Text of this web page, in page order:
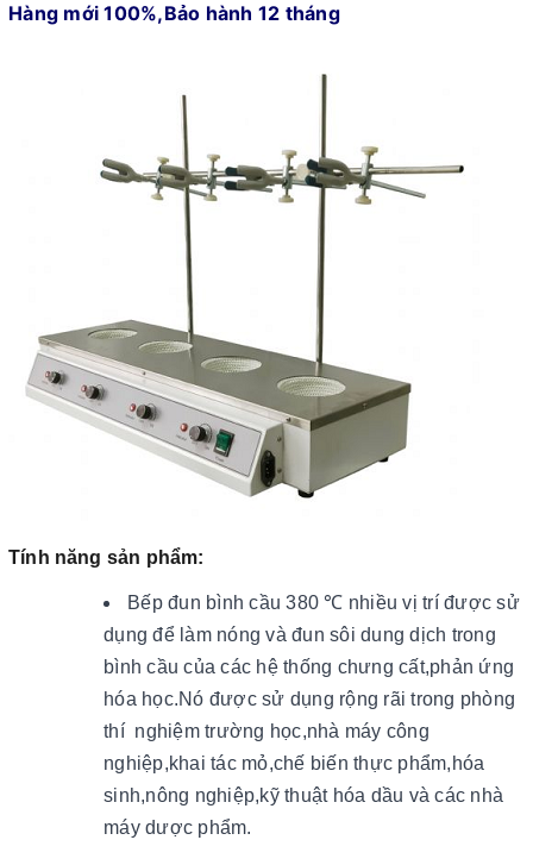
Hàng mới 100%,Bảo hành 12 tháng
Tính năng sản phẩm:
Bếp đun bình cầu 380 ℃ nhiều vị trí được sử
dụng để làm nóng và đun sôi dung dịch trong
bình cầu của các hệ thống chưng cất,phản ứng
hóa học.Nó được sử dụng rộng rãi trong phòng
thí nghiệm trường học,nhà máy công
nghiệp,khai tác mỏ,chế biến thực phẩm,hóa
sinh,nông nghiệp,kỹ thuật hóa dầu và các nhà
máy dược phẩm.